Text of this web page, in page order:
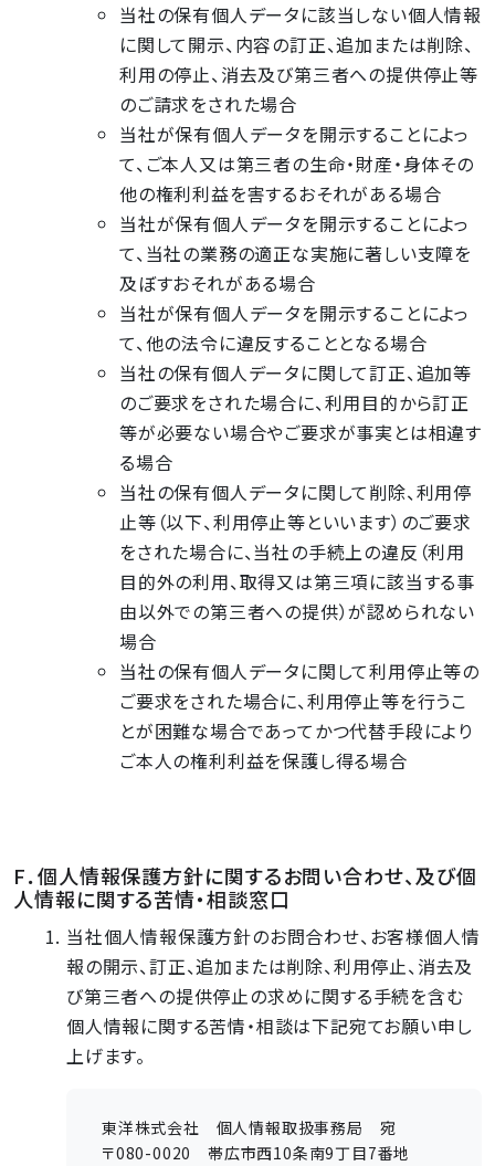
当社の保有個人データに該当しない個人情報
に関して開示、内容の訂正、追加または削除、
利用の停止、消去及び第三者への提供停止等
のご請求をされた場合
当社が保有個人データを開示することによっ
て、ご本人又は第三者の生命・財産・身体その
他の権利利益を害するおそれがある場合
当社が保有個人データを開示することによっ
て、当社の業務の適正な実施に著しい支障を
及ぼすおそれがある場合
当社が保有個人データを開示することによっ
て、他の法令に違反することとなる場合
当社の保有個人データに関して訂正、追加等
のご要求をされた場合に、利用目的から訂正
等が必要ない場合やご要求が事実とは相違す
る場合
当社の保有個人データに関して削除、利用停
止等（以下、利用停止等といいます）のご要求
をされた場合に、当社の手続上の違反（利用
目的外の利用、取得又は第三項に該当する事
由以外での第三者への提供）が認められない
場合
当社の保有個人データに関して利用停止等の
ご要求をされた場合に、利用停止等を行うこ
とが困難な場合であってかつ代替手段により
ご本人の権利利益を保護し得る場合
F．個人情報保護方針に関するお問い合わせ、及び個
人情報に関する苦情・相談窓口
当社個人情報保護方針のお問合わせ、お客様個人情
報の開示、訂正、追加または削除、利用停止、消去及
び第三者への提供停止の求めに関する手続を含む
個人情報に関する苦情・相談は下記宛てお願い申し
上げます。
東洋株式会社 個人情報取扱事務局 宛
〒080-0020 帯広市西10条南9丁目7番地